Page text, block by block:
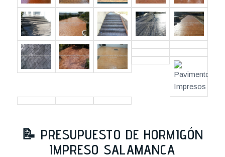
📝 PRESUPUESTO DE HORMIGÓN
IMPRESO SALAMANCA